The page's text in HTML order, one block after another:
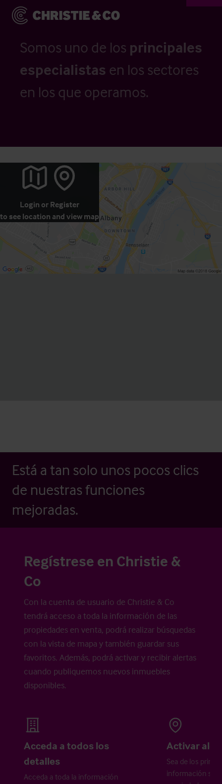
Somos uno de los principales
especialistas en los sectores
en los que operamos.
Login or Register
to see location and view map
Está a tan solo unos pocos clics
de nuestras funciones
mejoradas.
Regístrese en Christie &
Co
Con la cuenta de usuario de Christie & Co
tendrá acceso a toda la información de las
propiedades en venta, podrá realizar búsquedas
con la vista de mapa y también guardar sus
favoritos. Además, podrá activar y recibir alertas
cuando publiquemos nuevos inmuebles
disponibles.
Acceda a todos los
detalles
Acceda a toda la información
Activar
Sea de los
información